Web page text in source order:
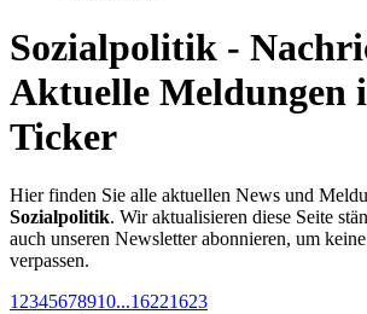
Sozialpolitik -
Aktuelle Meldungen
Ticker
Hier finden Sie alle aktuellen News und
Sozialpolitik. Wir aktualisieren diese Seite
auch unseren Newsletter abonnieren, um
verpassen.
1 2345678910...16221623